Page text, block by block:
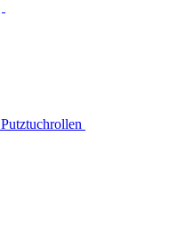
Putztuchrollen